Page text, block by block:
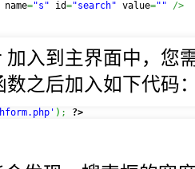
name="s" id="search" value=""
/>
加入到主界面中，您
数之后加入如下代码
) ; ?>